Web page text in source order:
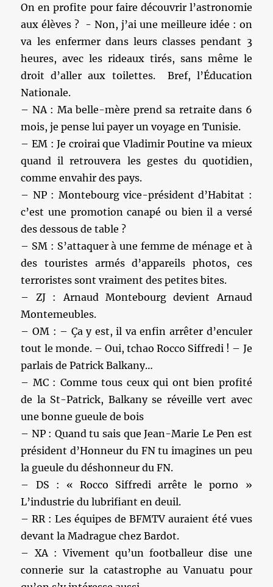
On en profite pour faire découvrir l’astronomie
aux élèves ? - Non, j’ai une meilleure idée : on
va les enfermer dans leurs classes pendant 3
heures, avec les rideaux tirés, sans même le
droit d’aller aux toilettes. Bref, l’Éducation
Nationale.
– NA : Ma belle-mère prend sa retraite dans 6
mois, je pense lui payer un voyage en Tunisie.
– EM : Je croirai que Vladimir Poutine va mieux
quand il retrouvera les gestes du quotidien,
comme envahir des pays.
– NP : Montebourg vice-président d’Habitat :
c’est une promotion canapé ou bien il a versé
des dessous de table ?
– SM : S’attaquer à une femme de ménage et à
des touristes armés d’appareils photos, ces
terroristes sont vraiment des petites bites.
– ZJ : Arnaud Montebourg devient Arnaud
Montemeubles.
– OM : – Ça y est, il va enfin arrêter d’enculer
tout le monde. – Oui, tchao Rocco Siffredi ! – Je
parlais de Patrick Balkany…
– MC : Comme tous ceux qui ont bien profité
de la St-Patrick, Balkany se réveille vert avec
une bonne gueule de bois
– NP : Quand tu sais que Jean-Marie Le Pen est
président d’Honneur du FN tu imagines un peu
la gueule du déshonneur du FN.
– DS : « Rocco Siffredi arrête le porno »
L’industrie du lubrifiant en deuil.
– RR : Les équipes de BFMTV auraient été vues
devant la Madrague chez Bardot.
– XA : Vivement qu’un footballeur dise une
connerie sur la catastrophe au Vanuatu pour